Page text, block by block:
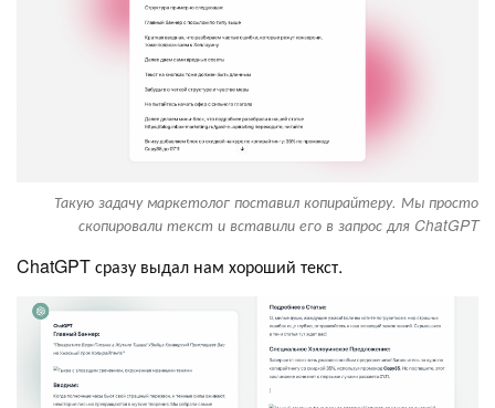
Такую задачу маркетолог поставил копирайтеру. Мы просто
скопировали текст и вставили его в запрос для ChatGPT
ChatGPT сразу выдал нам хороший текст.